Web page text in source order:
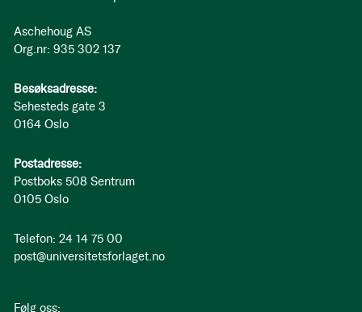
Aschehoug AS
Org.nr: 935 302 137
Besøksadresse:
Sehesteds gate 3
0164 Oslo
Postadresse:
Postboks 508 Sentrum
0105 Oslo
Telefon: 24 14 75 00
post@universitetsforlaget.no
Følg oss: